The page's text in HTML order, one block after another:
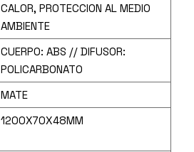
CALOR, PROTECCION AL MEDIO
AMBIENTE
CUERPO: ABS // DIFUSOR:
POLICARBONATO
MATE
1200X70X48MM